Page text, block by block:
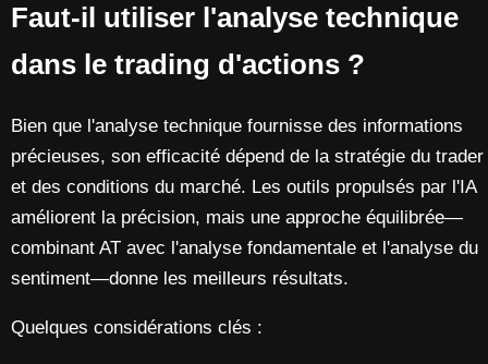
Faut-il utiliser l'analyse technique
dans le trading d'actions ?
Bien que l'analyse technique fournisse des informations
précieuses, son efficacité dépend de la stratégie du trader
et des conditions du marché. Les outils propulsés par l'IA
améliorent la précision, mais une approche équilibrée—
combinant AT avec l'analyse fondamentale et l'analyse du
sentiment—donne les meilleurs résultats.
Quelques considérations clés :